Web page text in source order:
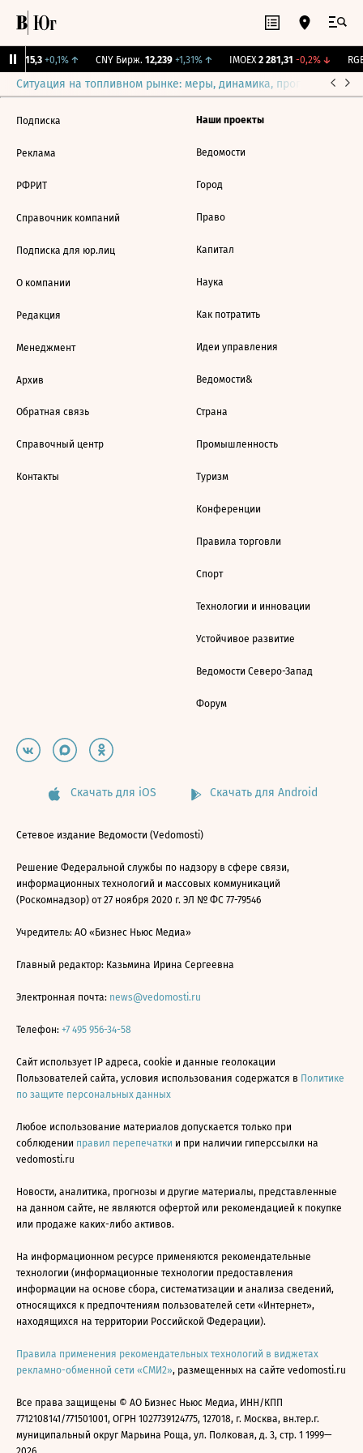
115,3 +0,1%↑ CNY Бирж. 12,239 +1,31%↑ IMOEX 2 281,31 -0,2%↓
Ситуация на топливном рынке: меры, динамика, прогнозы
Подписка
Реклама
РФРИТ
Справочник компаний
Подписка для юр.лиц
О компании
Редакция
Менеджмент
Архив
Обратная связь
Справочный центр
Контакты
Наши проекты
Ведомости
Город
Право
Капитал
Наука
Как потратить
Идеи управления
Ведомости&
Страна
Промышленность
Туризм
Конференции
Правила торговли
Спорт
Технологии и инновации
Устойчивое развитие
Ведомости Северо-Запад
Форум
Скачать для iOS Скачать для Android
Сетевое издание Ведомости (Vedomosti)
Решение Федеральной службы по надзору в сфере связи,
информационных технологий и массовых коммуникаций
(Роскомнадзор) от 27 ноября 2020 г. ЭЛ № ФС 77-79546
Учредитель: АО «Бизнес Ньюс Медиа»
Главный редактор: Казьмина Ирина Сергеевна
Электронная почта: news@vedomosti.ru
Телефон: +7 495 956-34-58
Сайт использует IP адреса, cookie и данные геолокации
Пользователей сайта, условия использования содержатся в Политике
по защите персональных данных
Любое использование материалов допускается только при
соблюдении правил перепечатки и при наличии гиперссылки на
vedomosti.ru
Новости, аналитика, прогнозы и другие материалы, представленные
на данном сайте, не являются офертой или рекомендацией к покупке
или продаже каких-либо активов.
На информационном ресурсе применяются рекомендательные
технологии (информационные технологии предоставления
информации на основе сбора, систематизации и анализа сведений,
относящихся к предпочтениям пользователей сети «Интернет»,
находящихся на территории Российской Федерации).
Правила применения рекомендательных технологий в виджетах
рекламно-обменной сети «СМИ2», размещенных на сайте vedomosti.ru
Все права защищены © АО Бизнес Ньюс Медиа, ИНН/КПП
7712108141/771501001, ОГРН 1027739124775, 127018, г. Москва, вн.тер.г.
муниципальный округ Марьина Роща, ул. Полковая, д. 3, стр. 1 1999—